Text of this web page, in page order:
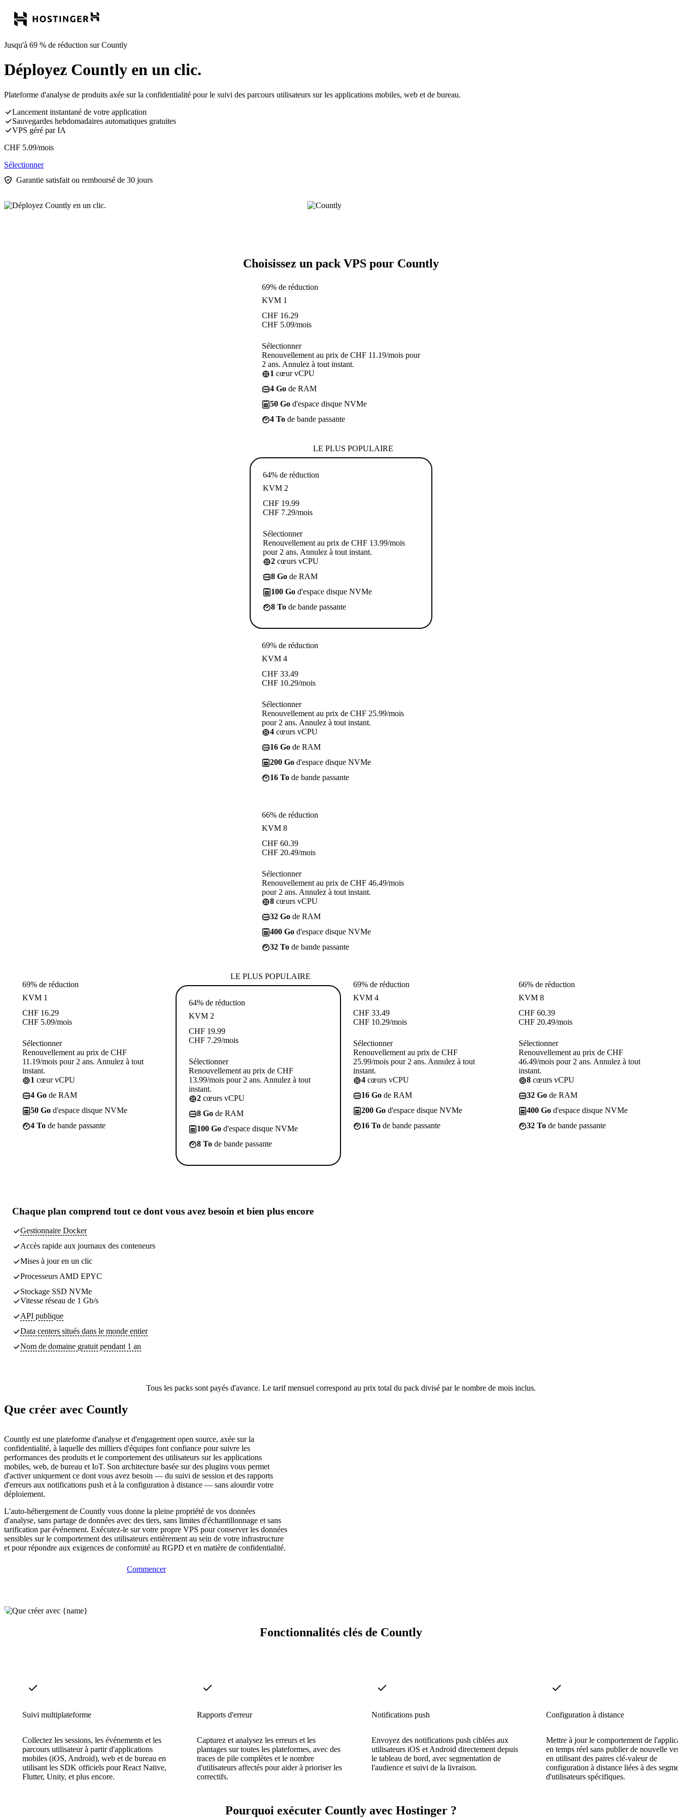
Jusqu'à 69 % de réduction sur Countly
Déployez Countly en un clic.
Plateforme d'analyse de produits axée sur la confidentialité pour le suivi des parcours utilisateurs sur les applications mobiles, web et de bureau.
Lancement instantané de votre application
Sauvegardes hebdomadaires automatiques gratuites
VPS géré par IA
CHF 5.09/mois
Sélectionner
Garantie satisfait ou remboursé de 30 jours
Choisissez un pack VPS pour Countly
69% de réduction
KVM 1
CHF 16.29
CHF 5.09/mois
Sélectionner
Renouvellement au prix de CHF 11.19/mois pour
2 ans. Annulez à tout instant.
1 cœur vCPU
4 Go de RAM
50 Go d'espace disque NVMe
4 To de bande passante
LE PLUS POPULAIRE
64% de réduction
KVM 2
CHF 19.99
CHF 7.29/mois
Sélectionner
Renouvellement au prix de CHF 13.99/mois
pour 2 ans. Annulez à tout instant.
2 cœurs vCPU
8 Go de RAM
100 Go d'espace disque NVMe
8 To de bande passante
69% de réduction
KVM 4
CHF 33.49
CHF 10.29/mois
Sélectionner
Renouvellement au prix de CHF 25.99/mois
pour 2 ans. Annulez à tout instant.
4 cœurs vCPU
16 Go de RAM
200 Go d'espace disque NVMe
16 To de bande passante
66% de réduction
KVM 8
CHF 60.39
CHF 20.49/mois
Sélectionner
Renouvellement au prix de CHF 46.49/mois
pour 2 ans. Annulez à tout instant.
8 cœurs vCPU
32 Go de RAM
400 Go d'espace disque NVMe
32 To de bande passante
69% de réduction
KVM 1
CHF 16.29
CHF 5.09/mois
Sélectionner
Renouvellement au prix de CHF
11.19/mois pour 2 ans. Annulez à tout
instant.
1 cœur vCPU
4 Go de RAM
50 Go d'espace disque NVMe
4 To de bande passante
LE PLUS POPULAIRE
64% de réduction
KVM 2
CHF 19.99
CHF 7.29/mois
Sélectionner
Renouvellement au prix de CHF
13.99/mois pour 2 ans. Annulez à tout
instant.
2 cœurs vCPU
8 Go de RAM
100 Go d'espace disque NVMe
8 To de bande passante
69% de réduction
KVM 4
CHF 33.49
CHF 10.29/mois
Sélectionner
Renouvellement au prix de CHF
25.99/mois pour 2 ans. Annulez à tout
instant.
4 cœurs vCPU
16 Go de RAM
200 Go d'espace disque NVMe
16 To de bande passante
66% de réduction
KVM 8
CHF 60.39
CHF 20.49/mois
Sélectionner
Renouvellement au prix de CHF
46.49/mois pour 2 ans. Annulez à tout
instant.
8 cœurs vCPU
32 Go de RAM
400 Go d'espace disque NVMe
32 To de bande passante
Chaque plan comprend tout ce dont vous avez besoin et bien plus encore
Gestionnaire Docker
Accès rapide aux journaux des conteneurs
Mises à jour en un clic
Processeurs AMD EPYC
Stockage SSD NVMe
Vitesse réseau de 1 Gb/s
API publique
Data centers situés dans le monde entier
Nom de domaine gratuit pendant 1 an
Tous les packs sont payés d'avance. Le tarif mensuel correspond au prix total du pack divisé par le nombre de mois inclus.
Que créer avec Countly
Countly est une plateforme d'analyse et d'engagement open source, axée sur la
confidentialité, à laquelle des milliers d'équipes font confiance pour suivre les
performances des produits et le comportement des utilisateurs sur les applications
mobiles, web, de bureau et IoT. Son architecture basée sur des plugins vous permet
d'activer uniquement ce dont vous avez besoin — du suivi de session et des rapports
d'erreurs aux notifications push et à la configuration à distance — sans alourdir votre
déploiement.
L'auto-hébergement de Countly vous donne la pleine propriété de vos données
d'analyse, sans partage de données avec des tiers, sans limites d'échantillonnage et sans
tarification par événement. Exécutez-le sur votre propre VPS pour conserver les données
sensibles sur le comportement des utilisateurs entièrement au sein de votre infrastructure
et pour répondre aux exigences de conformité au RGPD et en matière de confidentialité.
Commencer
Fonctionnalités clés de Countly
Suivi multiplateforme
Collectez les sessions, les événements et les
parcours utilisateur à partir d'applications
mobiles (iOS, Android), web et de bureau en
utilisant les SDK officiels pour React Native,
Flutter, Unity, et plus encore.
Rapports d'erreur
Capturez et analysez les erreurs et les
plantages sur toutes les plateformes, avec des
traces de pile complètes et le nombre
d'utilisateurs affectés pour aider à prioriser les
correctifs.
Notifications push
Envoyez des notifications push ciblées aux
utilisateurs iOS et Android directement depuis
le tableau de bord, avec segmentation de
l'audience et suivi de la livraison.
Configuration à distance
Mettre à jour le comportement de
en temps réel sans publier de nouvelle
en utilisant des paires clé-valeur de
configuration à distance liées à des
d'utilisateurs spécifiques.
Pourquoi exécuter Countly avec Hostinger ?